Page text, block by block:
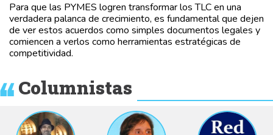
Para que las PYMES logren transformar los TLC en una
verdadera palanca de crecimiento, es fundamental que dejen
de ver estos acuerdos como simples documentos legales y
comiencen a verlos como herramientas estratégicas de
competitividad.
Columnistas